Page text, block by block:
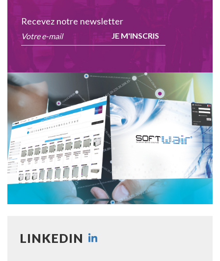
Recevez notre newsletter
JE M'INSCRIS
LINKEDIN